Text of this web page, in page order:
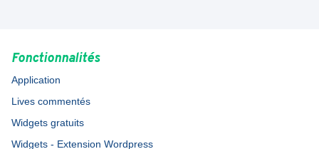
Fonctionnalités
Application
Lives commentés
Widgets gratuits
Widgets - Extension Wordpress